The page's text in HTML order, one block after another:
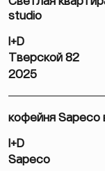
studio
I+D
Тверской 82
2025
кофейня Sapeco
I+D
Sapeco